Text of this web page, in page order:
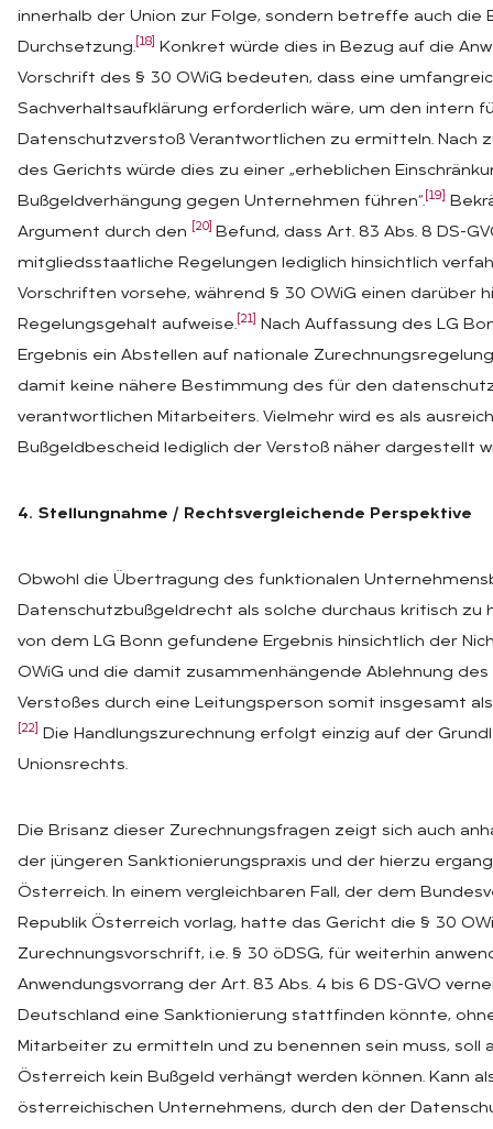
innerhalb der Union zur Folge, sondern betreffe auch die
Durchsetzung. [18]
Konkret würde dies in Bezug auf die
Vorschrift des § 30 OWiG bedeuten, dass eine
Sachverhaltsaufklärung erforderlich wäre, um den intern
Datenschutzverstoß Verantwortlichen zu ermitteln. Nach
des Gerichts würde dies zu einer „erheblichen
Bußgeldverhängung gegen Unternehmen führen“. [19]
Argument durch den
[20]
Befund, dass Art. 83 Abs. 8 DS-
mitgliedsstaatliche Regelungen lediglich hinsichtlich
Vorschriften vorsehe, während § 30 OWiG einen darüber
Regelungsgehalt aufweise. [21]
Nach Auffassung des LG
Ergebnis ein Abstellen auf nationale
damit keine nähere Bestimmung des für den
verantwortlichen Mitarbeiters. Vielmehr wird es als
Bußgeldbescheid lediglich der Verstoß näher dargestellt
4. Stellungnahme / Rechtsvergleichende Perspektive
Obwohl die Übertragung des funktionalen
Datenschutzbußgeldrecht als solche durchaus kritisch zu
von dem LG Bonn gefundene Ergebnis hinsichtlich der
OWiG und die damit zusammenhängende Ablehnung
Verstoßes durch eine Leitungsperson somit insgesamt
[22]
Die Handlungszurechnung erfolgt einzig auf der
Unionsrechts.
Die Brisanz dieser Zurechnungsfragen zeigt sich auch
der jüngeren Sanktionierungspraxis und der hierzu
Österreich. In einem vergleichbaren Fall, der dem
Republik Österreich vorlag, hatte das Gericht die § 30
Zurechnungsvorschrift, i.e. § 30 öDSG, für weiterhin
Anwendungsvorrang der Art. 83 Abs. 4 bis 6 DS-GVO
Deutschland eine Sanktionierung stattfinden könnte,
Mitarbeiter zu ermitteln und zu benennen sein muss, soll
Österreich kein Bußgeld verhängt werden können. Kann
österreichischen Unternehmens, durch den der